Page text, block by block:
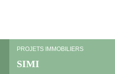
PROJETS IMMOBILIERS
SIMI